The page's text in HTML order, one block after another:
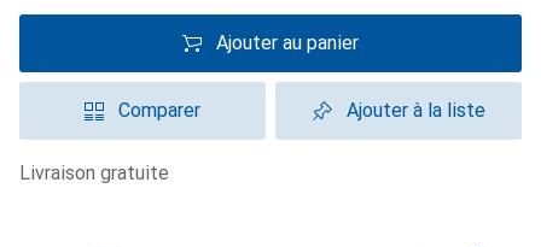
Ajouter au panier
Comparer Ajouter à la liste
livraison gratuite